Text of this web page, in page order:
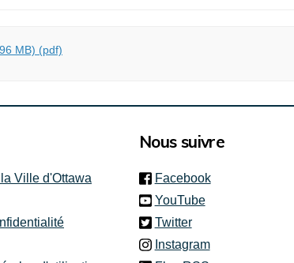
MB) (pdf)
Ville d'Ottawa
Nous suivre
Facebook(link is external)
YouTube
Twitter(link is external)
Instagram